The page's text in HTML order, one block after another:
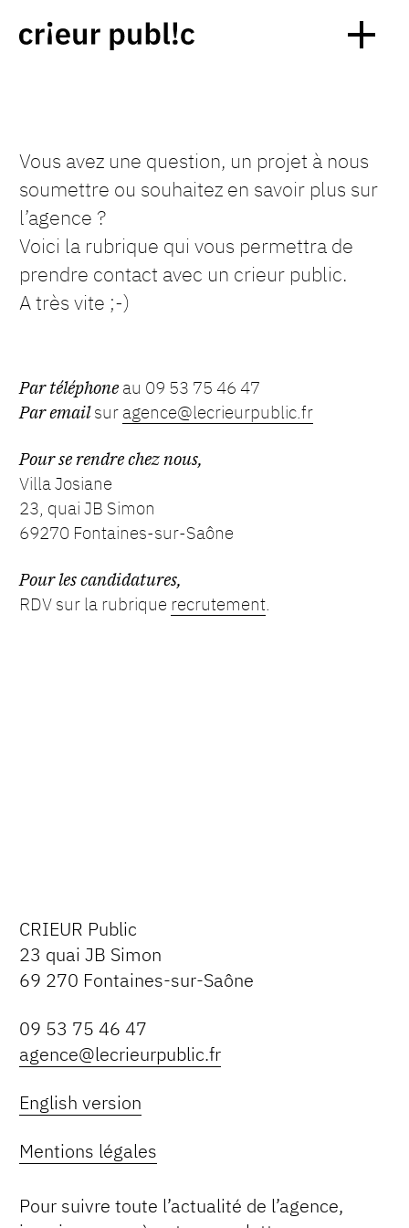
Vous avez une question, un projet à nous
soumettre ou souhaitez en savoir plus sur
l’agence ?
Voici la rubrique qui vous permettra de
prendre contact avec un crieur public.
A très vite ;-)
Par téléphone au 09 53 75 46 47
Par emailsur agence@lecrieurpublic.fr
Pour se rendre chez nous,
Villa Josiane
23, quai JB Simon
69270 Fontaines-sur-Saône
Pour les candidatures,
RDV sur la rubrique recrutement.
CRIEUR Public
23 quai JB Simon
69 270 Fontaines-sur-Saône
09 53 75 46 47
agence@lecrieurpublic.fr
English version
Mentions légales
Pour suivre toute l’actualité de l’agence,